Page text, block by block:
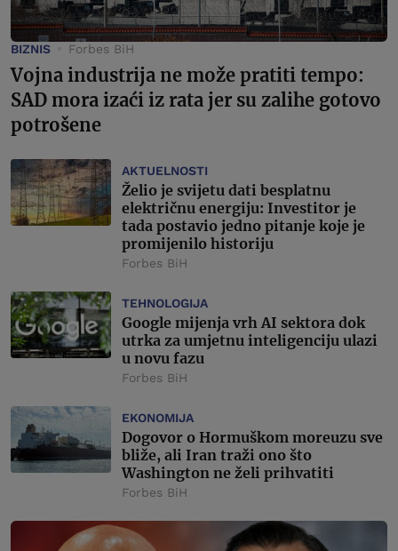
BIZNIS Forbes BiH
Vojna industrija ne može pratiti tempo:
SAD mora izaći iz rata jer su zalihe gotovo
potrošene
AKTUELNOSTI
Želio je svijetu dati besplatnu
električnu energiju: Investitor je
tada postavio jedno pitanje koje je
promijenilo historiju
Forbes BiH
TEHNOLOGIJA
Google mijenja vrh AI sektora dok
utrka za umjetnu inteligenciju ulazi
u novu fazu
Forbes BiH
EKONOMIJA
Dogovor o Hormuškom moreuzu sve
bliže, ali Iran traži ono što
Washington ne želi prihvatiti
Forbes BiH